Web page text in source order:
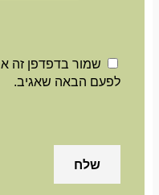
שמור בדפדפן זה את
לפעם הבאה שאגיב.